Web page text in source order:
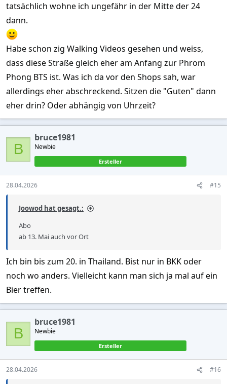
tatsächlich wohne ich ungefähr in der Mitte der 24
dann.
Habe schon zig Walking Videos gesehen und weiss,
dass diese Straße gleich eher am Anfang zur Phrom
Phong BTS ist. Was ich da vor den Shops sah, war
allerdings eher abschreckend. Sitzen die "Guten" dann
eher drin? Oder abhängig von Uhrzeit?
B
bruce1981
Newbie
Ersteller
28.04.2026 #15
Joowod hat gesagt.:
Abo
ab 13. Mai auch vor Ort
Ich bin bis zum 20. in Thailand. Bist nur in BKK oder
noch wo anders. Vielleicht kann man sich ja mal auf ein
Bier treffen.
B
bruce1981
Newbie
Ersteller
28.04.2026 #16